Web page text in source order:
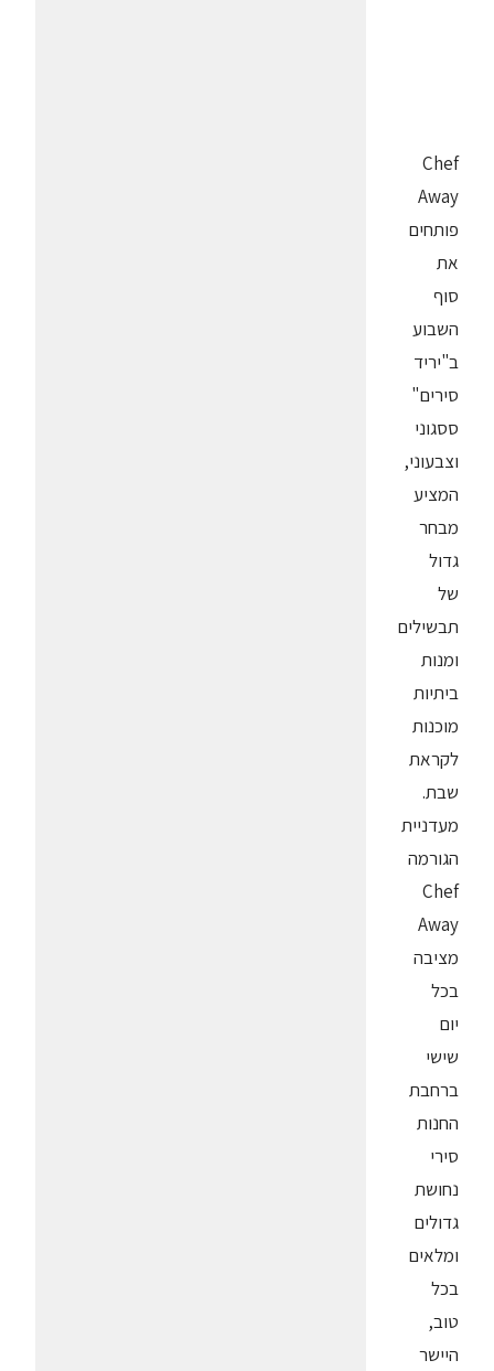
Chef
Away
פותחים
את
סוף
השבוע
ב"יריד
סירים"
ססגוני
וצבעוני,
המציע
מבחר
גדול
של
תבשילים
ומנות
ביתיות
מוכנות
לקראת
שבת.
מעדניית
הגורמה
Chef
מציבה
בכל
יום
שישי
ברחבת
החנות
סירי
נחושת
גדולים
ומלאים
בכל
טוב,
היישר